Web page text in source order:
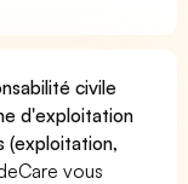
civile
d'exploitation
(exploitation,
vous